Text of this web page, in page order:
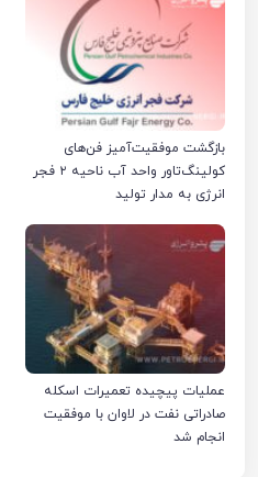
بازگشت موفقیت‌آمیز فن‌های
کولینگ‌تاور واحد آب ناحیه ۲ فجر
انرژی به مدار تولید
عملیات پیچیده تعمیرات اسکله
صادراتی نفت در لاوان با موفقیت
انجام شد